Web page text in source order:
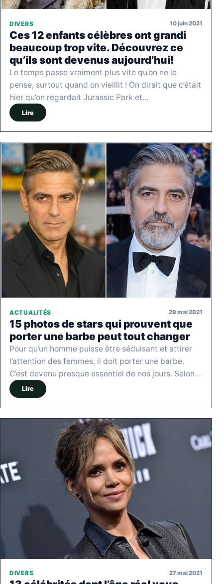
DIVERS 10 juin 2021
Ces 12 enfants célèbres ont grandi
beaucoup trop vite. Découvrez ce
qu’ils sont devenus aujourd’hui!
Le temps passe vraiment plus vite qu’on ne le
pense, surtout quand on vieillit ! On dirait que c’était
hier qu’on regardait Jurassic Park et…
Lire
ACTUALITÉS 29 mai 2021
15 photos de stars qui prouvent que
porter une barbe peut tout changer
Pour qu’un homme puisse être séduisant et attirer
l’attention des femmes, il doit porter une barbe.
C’est devenu presque essentiel de nos jours. Selon…
Lire
DIVERS 27 mai 2021